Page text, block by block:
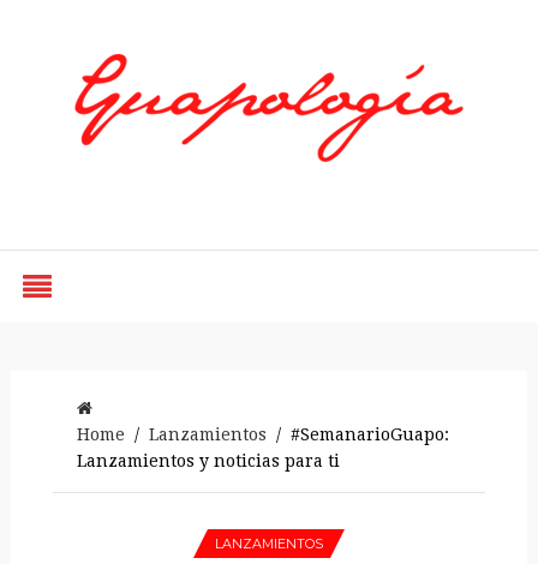
Home / Lanzamientos / #SemanarioGuapo:
Lanzamientos y noticias para ti
LANZAMIENTOS